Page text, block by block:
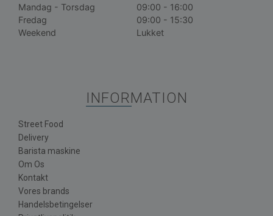
Mandag - Torsdag
09:00 - 16:00
Fredag
09:00 - 15:30
Weekend
Lukket
INFORMATION
Street Food
Delivery
Barista maskine
Om Os
Kontakt
Vores brands
Handelsbetingelser